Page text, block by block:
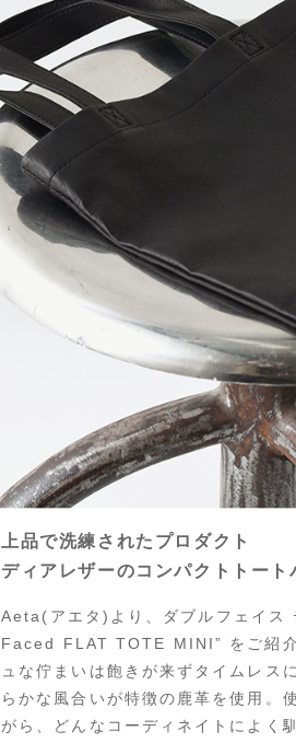
上品で洗練されたプロダクト
ディアレザーのコンパクトトート
Aeta(アエタ)より、ダブルフェイス
Faced FLAT TOTE MINI” をご紹介
ュな佇まいは飽きが来ずタイムレス
らかな風合いが特徴の鹿革を使用。
がら、どんなコーディネイトによく